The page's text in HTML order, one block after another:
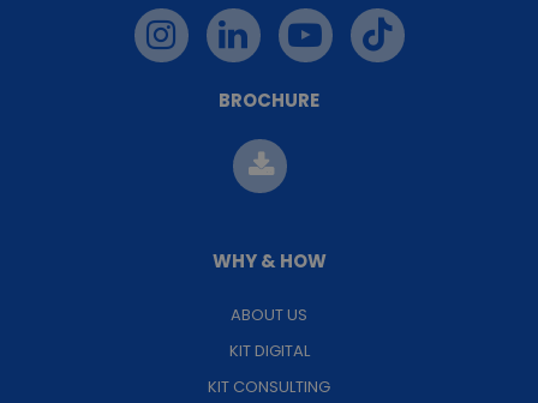
BROCHURE
WHY & HOW
ABOUT US
KIT DIGITAL
KIT CONSULTING